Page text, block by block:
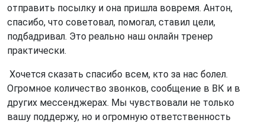
отправить посылку и она пришла вовремя. Антон,
спасибо, что советовал, помогал, ставил цели,
подбадривал. Это реально наш онлайн тренер
практически.
Хочется сказать спасибо всем, кто за нас болел.
Огромное количество звонков, сообщение в ВК и в
других мессенджерах. Мы чувствовали не только
вашу поддержу, но и огромную ответственность